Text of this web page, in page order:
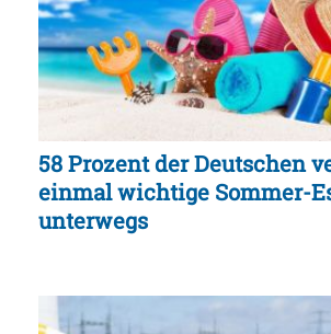
58 Prozent der Deutschen
einmal wichtige Sommer-
unterwegs